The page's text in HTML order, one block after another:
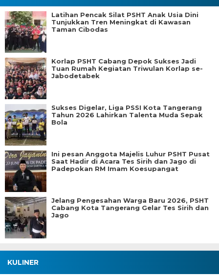
Latihan Pencak Silat PSHT Anak Usia Dini
Tunjukkan Tren Meningkat di Kawasan
Taman Cibodas
Korlap PSHT Cabang Depok Sukses Jadi
Tuan Rumah Kegiatan Triwulan Korlap se-
Jabodetabek
Sukses Digelar, Liga PSSI Kota Tangerang
Tahun 2026 Lahirkan Talenta Muda Sepak
Bola
Ini pesan Anggota Majelis Luhur PSHT Pusat
Saat Hadir di Acara Tes Sirih dan Jago di
Padepokan RM Imam Koesupangat
Jelang Pengesahan Warga Baru 2026, PSHT
Cabang Kota Tangerang Gelar Tes Sirih dan
Jago
KULINER